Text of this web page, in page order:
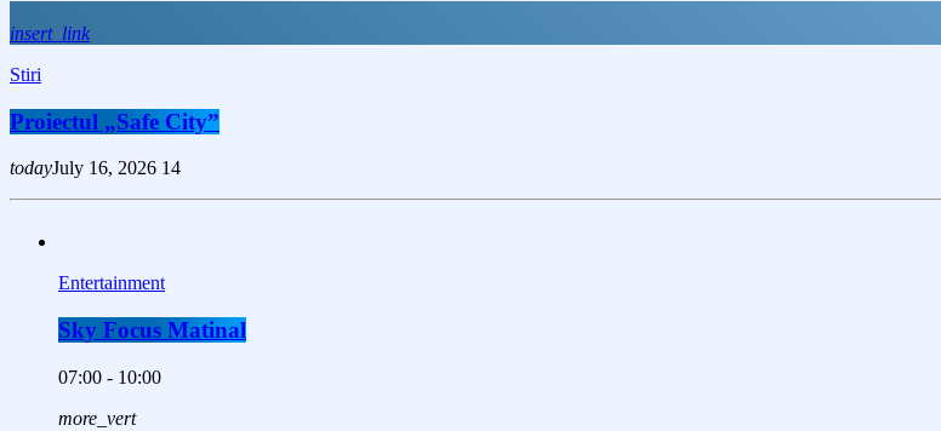
insert_link
Stiri
Proiectul „Safe City”
todayJuly 16, 2026 14
Entertainment
Sky Focus Matinal
07:00 - 10:00
more_vert